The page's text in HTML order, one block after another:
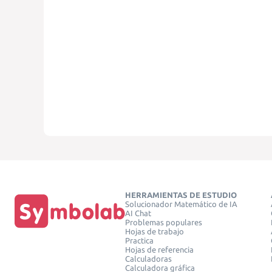
HERRAMIENTAS DE ESTUDIO
Solucionador Matemático de IA
AI Chat
Problemas populares
Hojas de trabajo
Practica
Hojas de referencia
Calculadoras
Calculadora gráfica